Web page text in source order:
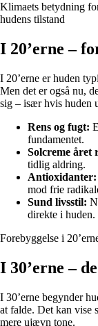
Klimaets betydning
hudens tilstand
I 20’erne –
I 20’erne er huden
Men det er også nu,
sig – især hvis huden
Rens og fugt:
fundamentet.
Solcreme året
tidlig aldring.
Antioxidanter:
mod frie
Sund livsstil:
direkte i huden.
Forebyggelse i
I 30’erne –
I 30’erne begynder
at falde. Det kan vise
mere ujævn tone.